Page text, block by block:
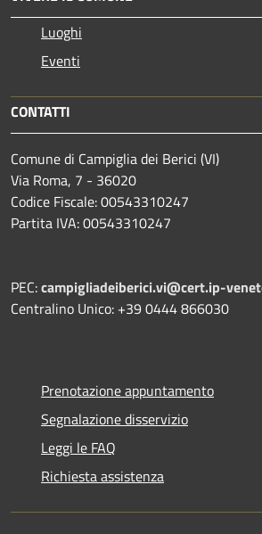
Luoghi
Eventi
CONTATTI
Comune di Campiglia dei Berici (VI)
Via Roma, 7 - 36020
Codice Fiscale: 00543310247
Partita IVA: 00543310247
PEC:campigliadeiberici.vi@cert.ip-
Centralino Unico: +39 0444 866030
Prenotazione appuntamento
Segnalazione disservizio
Leggi le FAQ
Richiesta assistenza